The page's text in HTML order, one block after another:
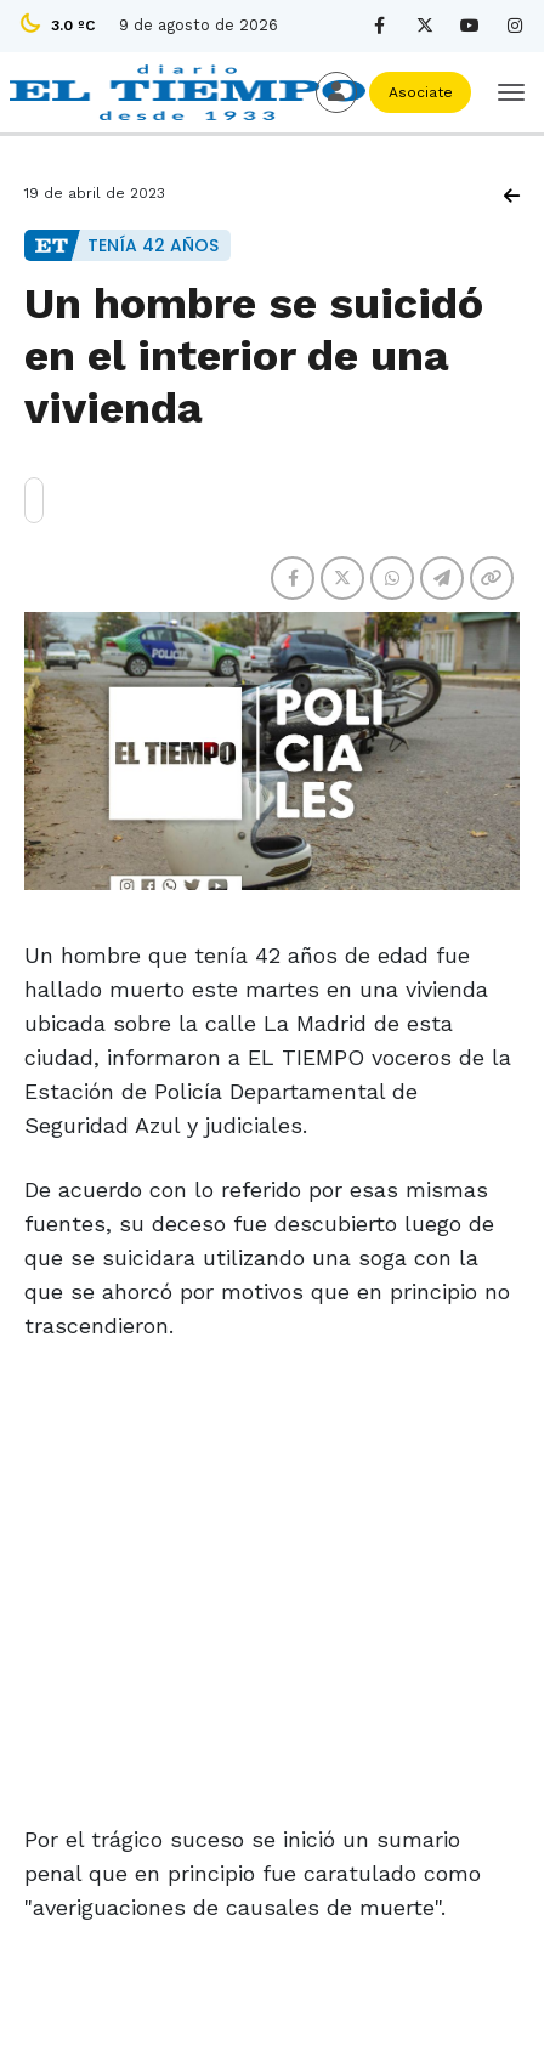
3.0 ºC 9 de agosto de 2026
Asociate
19 de abril de 2023
TENÍA 42 AÑOS
Un hombre se suicidó
en el interior de una
vivienda
Un hombre que tenía 42 años de edad fue
hallado muerto este martes en una vivienda
ubicada sobre la calle La Madrid de esta
ciudad, informaron a EL TIEMPO voceros de la
Estación de Policía Departamental de
Seguridad Azul y judiciales.
De acuerdo con lo referido por esas mismas
fuentes, su deceso fue descubierto luego de
que se suicidara utilizando una soga con la
que se ahorcó por motivos que en principio no
trascendieron.
Por el trágico suceso se inició un sumario
penal que en principio fue caratulado como
"averiguaciones de causales de muerte".